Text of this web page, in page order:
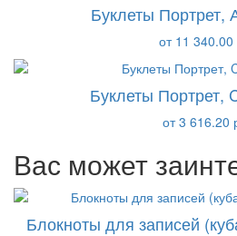
Буклеты Портрет,
от 11 340.00
Буклеты Портрет,
от 3 616.20
Вас может
Блокноты для записей